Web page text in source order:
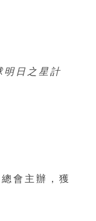
明日之星計
會主辦，獲